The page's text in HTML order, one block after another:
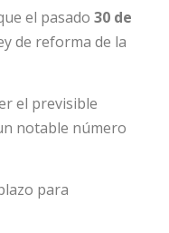
el pasado 30 de
de reforma de la
el previsible
notable número
para